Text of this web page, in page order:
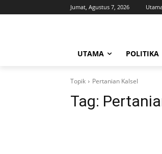
Jumat, Agustus 7, 2026
UTAMA POLITIKA
Topik Pertanian Kalsel
Tag: